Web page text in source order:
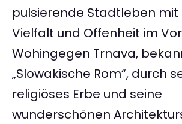
pulsierende Stadtleben mit
Vielfalt und Offenheit im
Wohingegen Trnava,
„Slowakische Rom“, durch
religiöses Erbe und seine
wunderschönen